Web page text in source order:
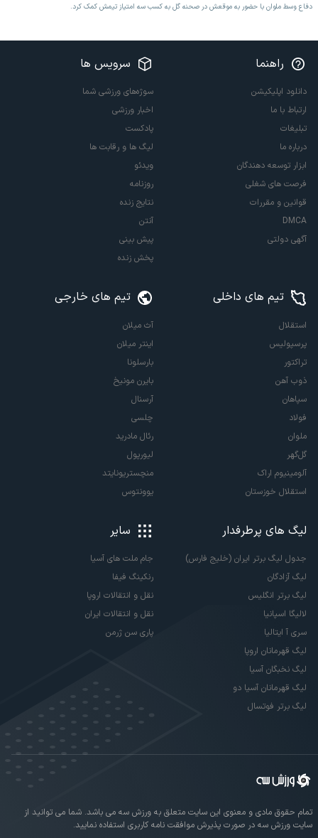
دفاع وسط ملوان با حضور به موقعش در صحنه گل به کسب سه امتیاز تیمش کمک کرد.
راهنما
دانلود اپلیکیشن
ارتباط با ما
تبلیغات
درباره ما
ابزار توسعه دهندگان
فرصت های شغلی
قوانین و مقررات
DMCA
آگهی دولتی
سرویس ها
سوژه‌های ورزشی شما
اخبار ورزشی
پادکست
لیگ ها و رقابت ها
ویدئو
روزنامه
نتایج زنده
آنتن
پیش بینی
پخش زنده
تیم های داخلی
استقلال
پرسپولیس
تراکتور
ذوب آهن
سپاهان
فولاد
ملوان
گل‌گهر
آلومینیوم اراک
استقلال خوزستان
تیم های خارجی
آث میلان
اینتر میلان
بارسلونا
بایرن مونیخ
آرسنال
چلسی
رئال مادرید
لیورپول
منچستریونایتد
یوونتوس
لیگ های پرطرفدار
جدول لیگ برتر ایران (خلیج فارس)
لیگ آزادگان
لیگ برتر انگلیس
لالیگا اسپانیا
سری آ ایتالیا
لیگ قهرمانان اروپا
لیگ نخبگان آسیا
لیگ قهرمانان آسیا دو
لیگ برتر فوتسال
سایر
جام ملت های آسیا
رنکینگ فیفا
نقل و انتقالات اروپا
نقل و انتقالات ایران
پاری سن ژرمن
تمام حقوق مادی و معنوی این سایت متعلق به ورزش سه می باشد. شما می توانید از
سایت ورزش سه در صورت پذیرش موافقت نامه کاربری استفاده نمایید.